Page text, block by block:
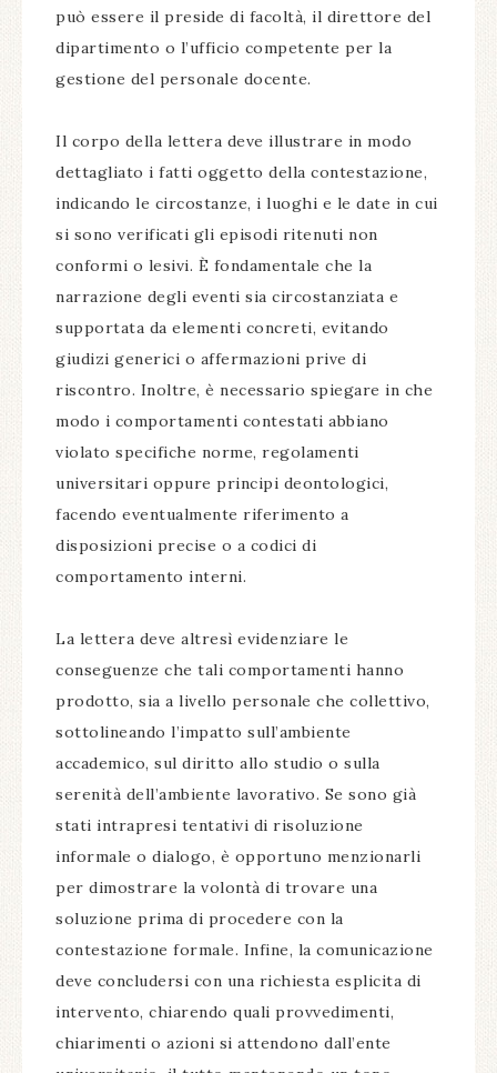
può essere il preside di facoltà, il direttore del
dipartimento o l’ufficio competente per la
gestione del personale docente.
Il corpo della lettera deve illustrare in modo
dettagliato i fatti oggetto della contestazione,
indicando le circostanze, i luoghi e le date in cui
si sono verificati gli episodi ritenuti non
conformi o lesivi. È fondamentale che la
narrazione degli eventi sia circostanziata e
supportata da elementi concreti, evitando
giudizi generici o affermazioni prive di
riscontro. Inoltre, è necessario spiegare in che
modo i comportamenti contestati abbiano
violato specifiche norme, regolamenti
universitari oppure principi deontologici,
facendo eventualmente riferimento a
disposizioni precise o a codici di
comportamento interni.
La lettera deve altresì evidenziare le
conseguenze che tali comportamenti hanno
prodotto, sia a livello personale che collettivo,
sottolineando l’impatto sull’ambiente
accademico, sul diritto allo studio o sulla
serenità dell’ambiente lavorativo. Se sono già
stati intrapresi tentativi di risoluzione
informale o dialogo, è opportuno menzionarli
per dimostrare la volontà di trovare una
soluzione prima di procedere con la
contestazione formale. Infine, la comunicazione
deve concludersi con una richiesta esplicita di
intervento, chiarendo quali provvedimenti,
chiarimenti o azioni si attendono dall’ente